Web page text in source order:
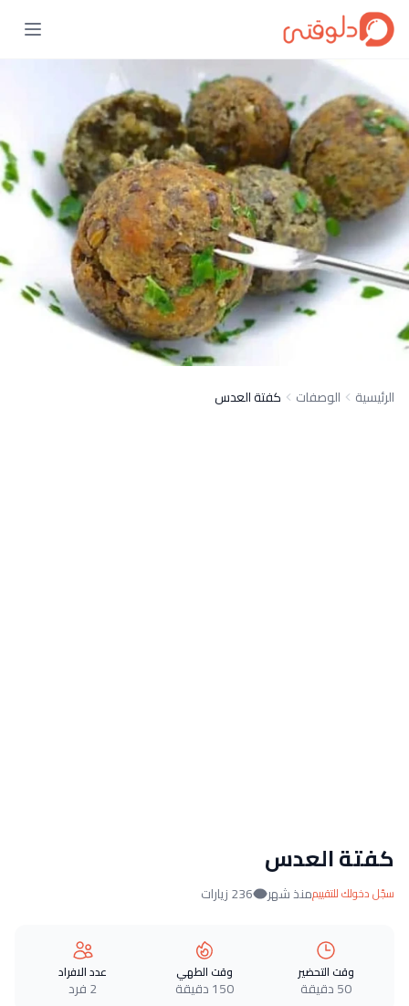
الرئيسية الوصفات كفتة العدس
كفتة العدس
سجّل دخولك للتقييممنذ شهر 236 زيارات
وقت التحضير
50 دقيقة
وقت الطهي
150 دقيقة
عدد الافراد
2 فرد